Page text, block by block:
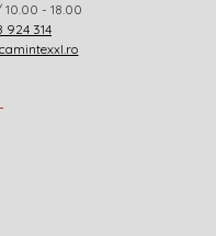
- 18.00
924 314